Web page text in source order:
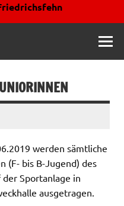
werden sämtliche
(F- bis B-Jugend) des
Sportanlage in
ausgetragen.